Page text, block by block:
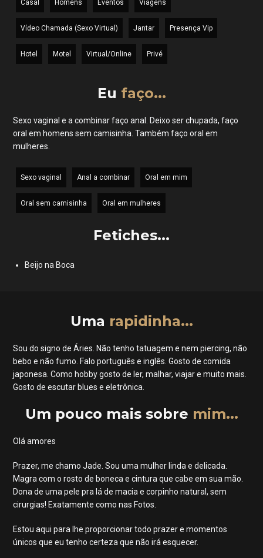
Casal Homens Eventos Viagens
Vídeo Chamada (Sexo Virtual) Jantar Presença Vip
Hotel Motel Virtual/Online Privé
Eu faço...
Sexo vaginal e a combinar faço anal. Deixo ser chupada, faço
oral em homens sem camisinha. Também faço oral em
mulheres.
Sexo vaginal Anal a combinar Oral em mim
Oral sem camisinha Oral em mulheres
Fetiches...
Beijo na Boca
Uma rapidinha...
Sou do signo de Áries. Não tenho tatuagem e nem piercing, não
bebo e não fumo. Falo português e inglês. Gosto de comida
japonesa. Como hobby gosto de ler, malhar, viajar e muito mais.
Gosto de escutar blues e eletrônica.
Um pouco mais sobre mim...
Olá amores
Prazer, me chamo Jade. Sou uma mulher linda e delicada.
Magra com o rosto de boneca e cintura que cabe em sua mão.
Dona de uma pele pra lá de macia e corpinho natural, sem
cirurgias! Exatamente como nas Fotos.
Estou aqui para lhe proporcionar todo prazer e momentos
únicos que eu tenho certeza que não irá esquecer.